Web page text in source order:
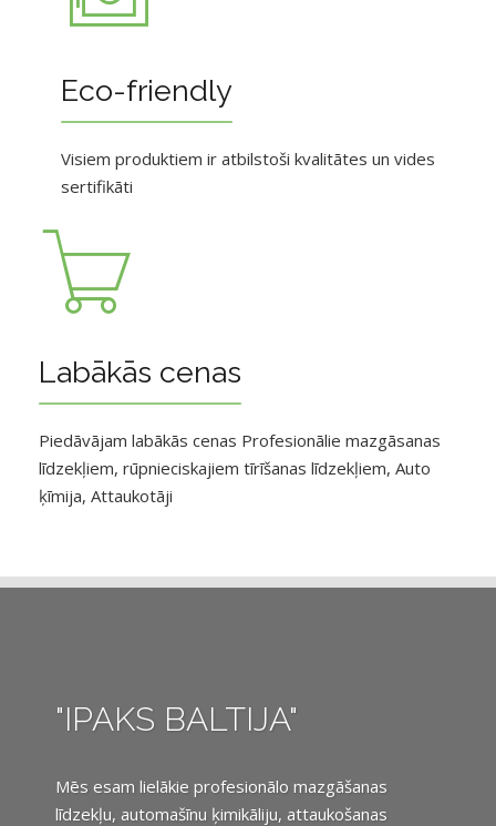
Eco-friendly
Visiem produktiem ir atbilstoši kvalitātes un vides
sertifikāti
Labākās cenas
Piedāvājam labākās cenas Profesionālie mazgāsanas
līdzekļiem, rūpnieciskajiem tīrīšanas līdzekļiem, Auto
ķīmija, Attaukotāji
"IPAKS BALTIJA"
Mēs esam lielākie profesionālo mazgāšanas
līdzekļu, automašīnu ķimikāliju, attaukošanas